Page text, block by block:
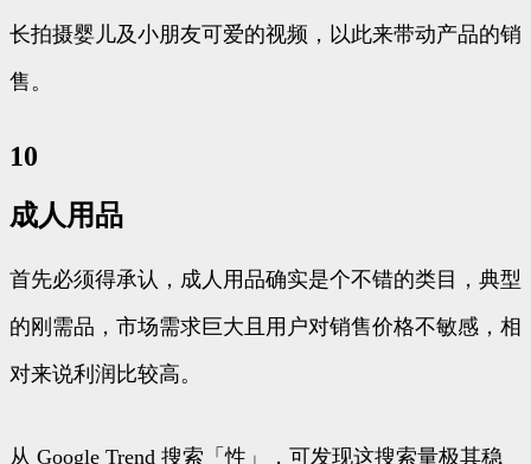
长拍摄婴儿及小朋友可爱的视频，以此来带动产品的销
售。
10
成人用品
首先必须得承认，成人用品确实是个不错的类目，典型
的刚需品，市场需求巨大且用户对销售价格不敏感，相
对来说利润比较高。
从 Google Trend 搜索「性」，可发现这搜索量极其稳